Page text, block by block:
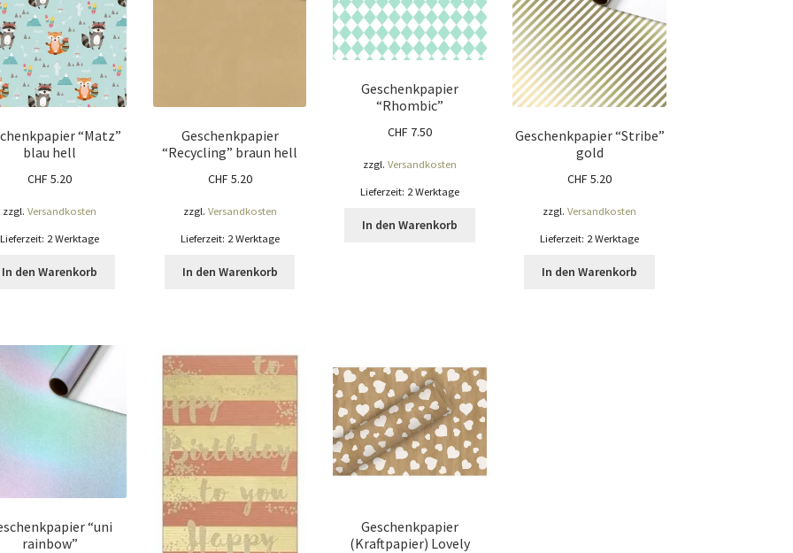
“Matz”
blau hell
CHF5.20
zzgl.Versandkosten
Lieferzeit: 2 Werktage
In den Warenkorb
Geschenkpapier
“Recycling” braun hell
CHF5.20
zzgl. Versandkosten
Lieferzeit: 2 Werktage
In den Warenkorb
Geschenkpapier
“Rhombic”
CHF7.50
zzgl. Versandkosten
Lieferzeit: 2 Werktage
In den Warenkorb
Geschenkpapier “Stribe”
gold
CHF5.20
zzgl.Versandkosten
Lieferzeit: 2 Werktage
In den Warenkorb
“uni
rainbow”
Geschenkpapier
(Kraftpapier) Lovely